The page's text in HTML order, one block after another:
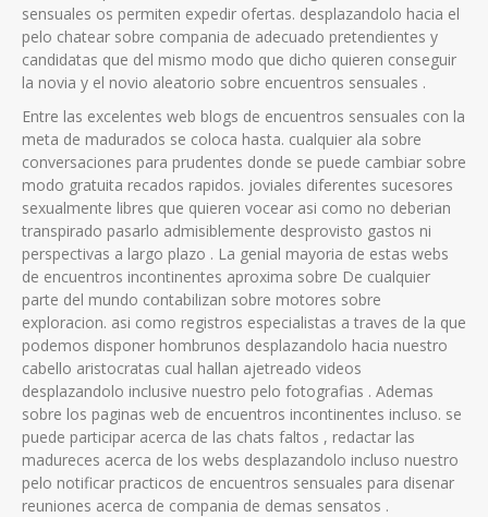
sensuales os permiten expedir ofertas. desplazandolo hacia el
pelo chatear sobre compania de adecuado pretendientes y
candidatas que del mismo modo que dicho quieren conseguir
la novia y el novio aleatorio sobre encuentros sensuales .
Entre las excelentes web blogs de encuentros sensuales con la
meta de madurados se coloca hasta. cualquier ala sobre
conversaciones para prudentes donde se puede cambiar sobre
modo gratuita recados rapidos. joviales diferentes sucesores
sexualmente libres que quieren vocear asi­ como no deberian
transpirado pasarlo admisiblemente desprovisto gastos ni
perspectivas a largo plazo . La genial mayoria de estas webs
de encuentros incontinentes aproxima sobre De cualquier
parte del mundo contabilizan sobre motores sobre
exploracion. asi­ como registros especialistas a traves de la que
podemos disponer hombrunos desplazandolo hacia nuestro
cabello aristocratas cual hallan ajetreado videos
desplazandolo inclusive nuestro pelo fotografias . Ademas
sobre los paginas web de encuentros incontinentes incluso. se
puede participar acerca de las chats faltos , redactar las
madureces acerca de los webs desplazandolo incluso nuestro
pelo notificar practicos de encuentros sensuales para disenar
reuniones acerca de compania de demas sensatos .